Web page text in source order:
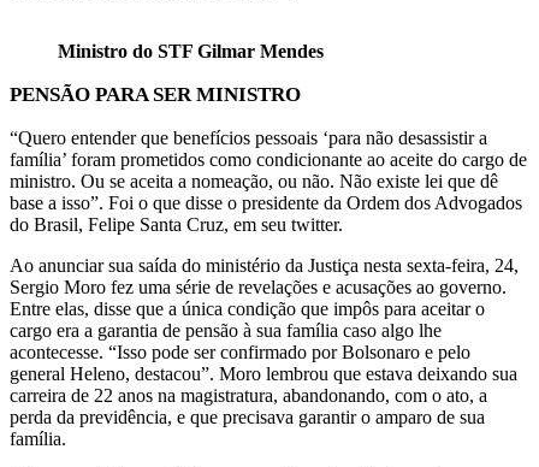
Ministro do STF Gilmar Mendes
PENSÃO PARA SER MINISTRO
“Quero entender que benefícios pessoais ‘para não desassistir a
família’ foram prometidos como condicionante ao aceite do cargo de
ministro. Ou se aceita a nomeação, ou não. Não existe lei que dê
base a isso”. Foi o que disse o presidente da Ordem dos Advogados
do Brasil, Felipe Santa Cruz, em seu twitter.
Ao anunciar sua saída do ministério da Justiça nesta sexta-feira, 24,
Sergio Moro fez uma série de revelações e acusações ao governo.
Entre elas, disse que a única condição que impôs para aceitar o
cargo era a garantia de pensão à sua família caso algo lhe
acontecesse. “Isso pode ser confirmado por Bolsonaro e pelo
general Heleno, destacou”. Moro lembrou que estava deixando sua
carreira de 22 anos na magistratura, abandonando, com o ato, a
perda da previdência, e que precisava garantir o amparo de sua
família.